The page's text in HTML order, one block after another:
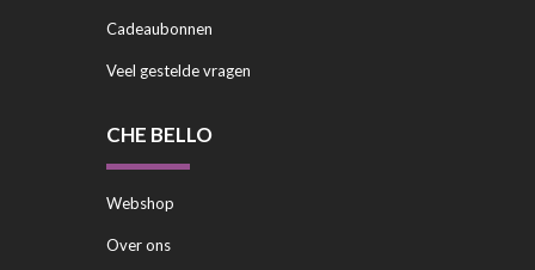
Cadeaubonnen
Veel gestelde vragen
CHE BELLO
Webshop
Over ons